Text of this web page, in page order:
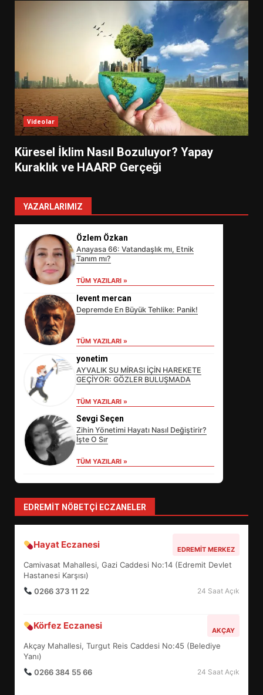
Videolar
Küresel İklim Nasıl Bozuluyor? Yapay
Kuraklık ve HAARP Gerçeği
YAZARLARIMIZ
Özlem Özkan
Anayasa 66: Vatandaşlık mı, Etnik
Tanım mı?
TÜM YAZILARI »
levent mercan
Depremde En Büyük Tehlike: Panik!
TÜM YAZILARI »
yonetim
AYVALIK SU MİRASI İÇİN HAREKETE
GEÇİYOR: GÖZLER BULUŞMADA
TÜM YAZILARI »
Sevgi Seçen
Zihin Yönetimi Hayatı Nasıl Değiştirir?
İşte O Sır
TÜM YAZILARI »
EDREMIT NÖBETÇI ECZANELER
Hayat Eczanesi EDREMIT MERKEZ
Camivasat Mahallesi, Gazi Caddesi No:14 (Edremit Devlet
Hastanesi Karşısı)
0266 373 11 22
24 Saat Açık
Körfez Eczanesi AKÇAY
Akçay Mahallesi, Turgut Reis Caddesi No:45 (Belediye
Yanı)
0266 384 55 66
24 Saat Açık
3
SÜRDÜRÜLEBİLİRLİKTE NE
DEĞİŞECEK?
4
5
BALIKESİR MÜZELERİNDE SÜRE
UZATILDI: NE DEĞİŞTİ?
6
TURNUVASI KAYITLARI NEYİ